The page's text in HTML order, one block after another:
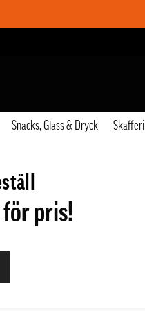
Snacks, Glass & Dryck Skafferi
för pris!